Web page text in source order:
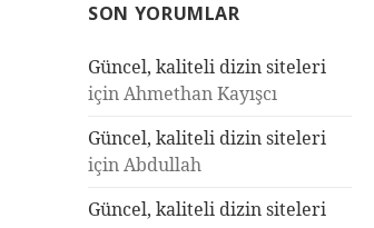
SON YORUMLAR
Güncel, kaliteli dizin siteleri
içinAhmethan Kayışcı
Güncel, kaliteli dizin siteleri
içinAbdullah
Güncel, kaliteli dizin siteleri